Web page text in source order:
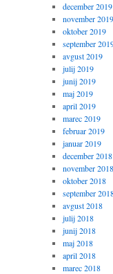
december 2019
november 2019
oktober 2019
september
avgust 2019
julij 2019
junij 2019
maj 2019
april 2019
marec 2019
februar 2019
januar 2019
december 2018
november 2018
oktober 2018
september
avgust 2018
julij 2018
junij 2018
maj 2018
april 2018
marec 2018